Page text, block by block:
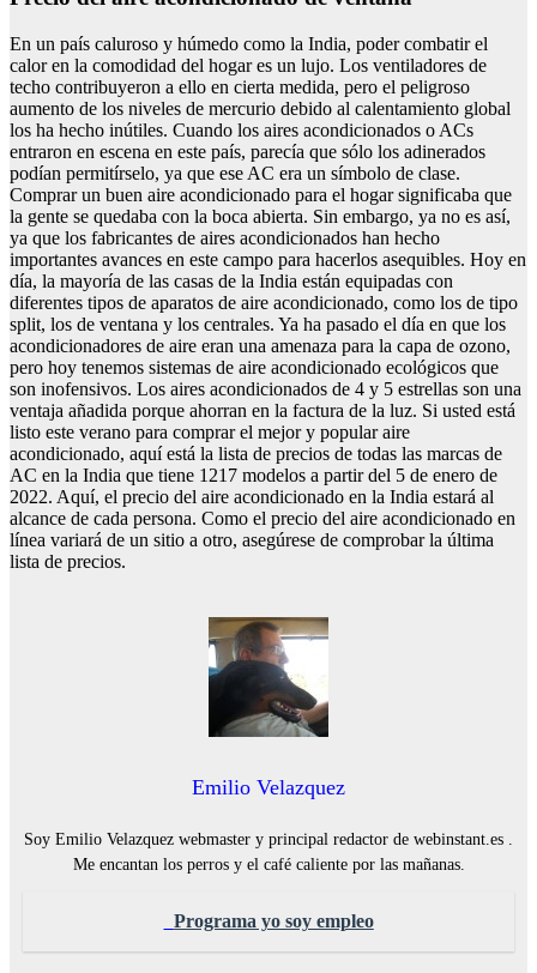
En un país caluroso y húmedo como la India, poder combatir el
calor en la comodidad del hogar es un lujo. Los ventiladores de
techo contribuyeron a ello en cierta medida, pero el peligroso
aumento de los niveles de mercurio debido al calentamiento global
los ha hecho inútiles. Cuando los aires acondicionados o ACs
entraron en escena en este país, parecía que sólo los adinerados
podían permitírselo, ya que ese AC era un símbolo de clase.
Comprar un buen aire acondicionado para el hogar significaba que
la gente se quedaba con la boca abierta. Sin embargo, ya no es así,
ya que los fabricantes de aires acondicionados han hecho
importantes avances en este campo para hacerlos asequibles. Hoy en
día, la mayoría de las casas de la India están equipadas con
diferentes tipos de aparatos de aire acondicionado, como los de tipo
split, los de ventana y los centrales. Ya ha pasado el día en que los
acondicionadores de aire eran una amenaza para la capa de ozono,
pero hoy tenemos sistemas de aire acondicionado ecológicos que
son inofensivos. Los aires acondicionados de 4 y 5 estrellas son una
ventaja añadida porque ahorran en la factura de la luz. Si usted está
listo este verano para comprar el mejor y popular aire
acondicionado, aquí está la lista de precios de todas las marcas de
AC en la India que tiene 1217 modelos a partir del 5 de enero de
2022. Aquí, el precio del aire acondicionado en la India estará al
alcance de cada persona. Como el precio del aire acondicionado en
línea variará de un sitio a otro, asegúrese de comprobar la última
lista de precios.
Emilio Velazquez
Soy Emilio Velazquez webmaster y principal redactor de webinstant.es .
Me encantan los perros y el café caliente por las mañanas.
Programa yo soy empleo